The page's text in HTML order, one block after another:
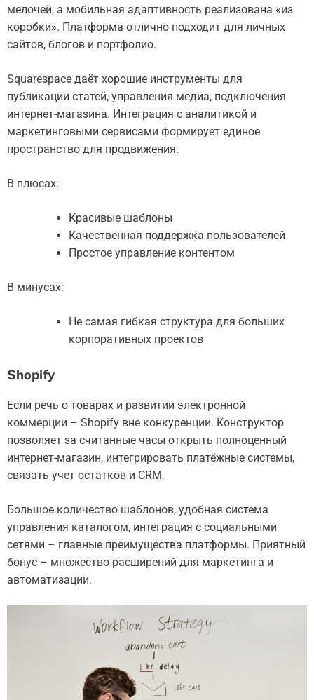
мелочей, а мобильная адаптивность реализована «из
коробки». Платформа отлично подходит для личных
сайтов, блогов и портфолио.
Squarespace даёт хорошие инструменты для
публикации статей, управления медиа, подключения
интернет-магазина. Интеграция с аналитикой и
маркетинговыми сервисами формирует единое
пространство для продвижения.
В плюсах:
Красивые шаблоны
Качественная поддержка пользователей
Простое управление контентом
В минусах:
Не самая гибкая структура для больших
корпоративных проектов
Shopify
Если речь о товарах и развитии электронной
коммерции – Shopify вне конкуренции. Конструктор
позволяет за считанные часы открыть полноценный
интернет-магазин, интегрировать платёжные системы,
связать учет остатков и CRM.
Большое количество шаблонов, удобная система
управления каталогом, интеграция с социальными
сетями – главные преимущества платформы. Приятный
бонус – множество расширений для маркетинга и
автоматизации.